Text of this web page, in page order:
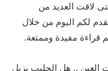
لاقت العديد من
لكم اليوم من خلال
قراءة مفيدة وممتعة.
العين .. هل الحليب يزيل